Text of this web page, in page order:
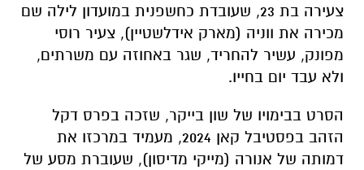
צעירה בת 23, שעובדת כחשפנית במועדון לילה שם
מכירה את ווניה (מארק אידלשטיין), צעיר רוסי
מפונק, עשיר להחריד, שגר באחוזה עם משרתים,
ולא עבד יום בחייו.
הסרט בבימויו של שון בייקר, שזכה בפרס דקל
הזהב בפסטיבל קאן 2024, מעמיד במרכזו את
דמותה של אנורה (מייקי מדיסון), שעוברת מסע של